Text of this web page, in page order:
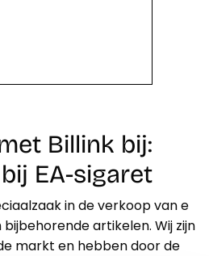
Billink bij:
EA-sigaret
in de verkoop van e
artikelen. Wij zijn
markt en hebben door de